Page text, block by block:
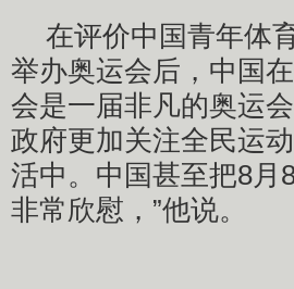
在评价中国青年体
举办奥运会后，中国
会是一届非凡的奥运
政府更加关注全民运
活中。中国甚至把8月
非常欣慰，”他说。